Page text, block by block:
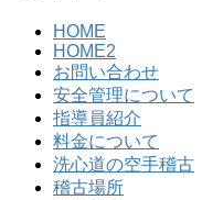
HOME
HOME2
お問い合わせ
安全管理について
指導員紹介
料金について
洗心道の空手稽古
稽古場所